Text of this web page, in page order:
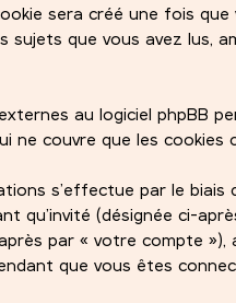
sera créé une fois
sujets que vous avez lus,
au logiciel phpBB
couvre que les cookies
s’effectue par le
(désignée ci-
par « votre compte »),
que vous êtes